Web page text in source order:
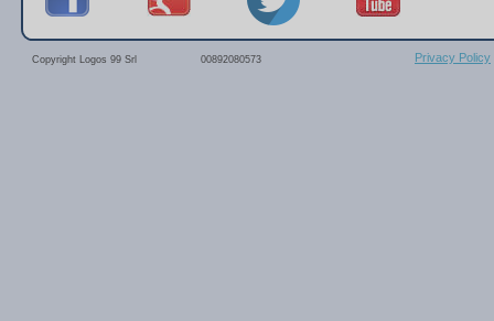
Copyright Logos 99 Srl 00892080573 Privacy Policy